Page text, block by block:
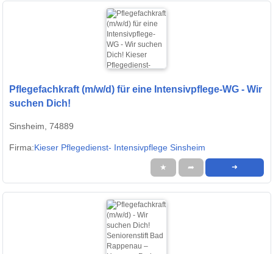
Pflegefachkraft (m/w/d) für eine Intensivpflege-WG - Wir
suchen Dich!
Sinsheim, 74889
Firma:Kieser Pflegedienst- Intensivpflege Sinsheim
★ ➦ ➜